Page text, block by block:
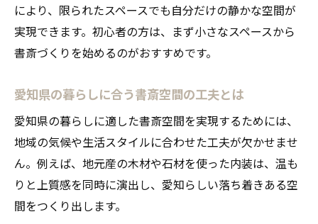
オーダーメイド家具で書斎デザインを格上
げ
愛知県の住宅事情に合う書斎設計の工夫
書斎の使い方に合わせたデザインの考え方
限られたスペースで書斎を最大限活用する
方法
書斎づくりで重視したい収納と機能性の両
立
により、限られたスペースでも自分だけの静かな空間が
実現できます。初心者の方は、まず小さなスペースから
書斎づくりを始めるのがおすすめです。
愛知県の暮らしに合う書斎空間の工夫とは
愛知県の暮らしに適した書斎空間を実現するためには、
地域の気候や生活スタイルに合わせた工夫が欠かせませ
ん。例えば、地元産の木材や石材を使った内装は、温も
りと上質感を同時に演出し、愛知らしい落ち着きある空
間をつくり出します。